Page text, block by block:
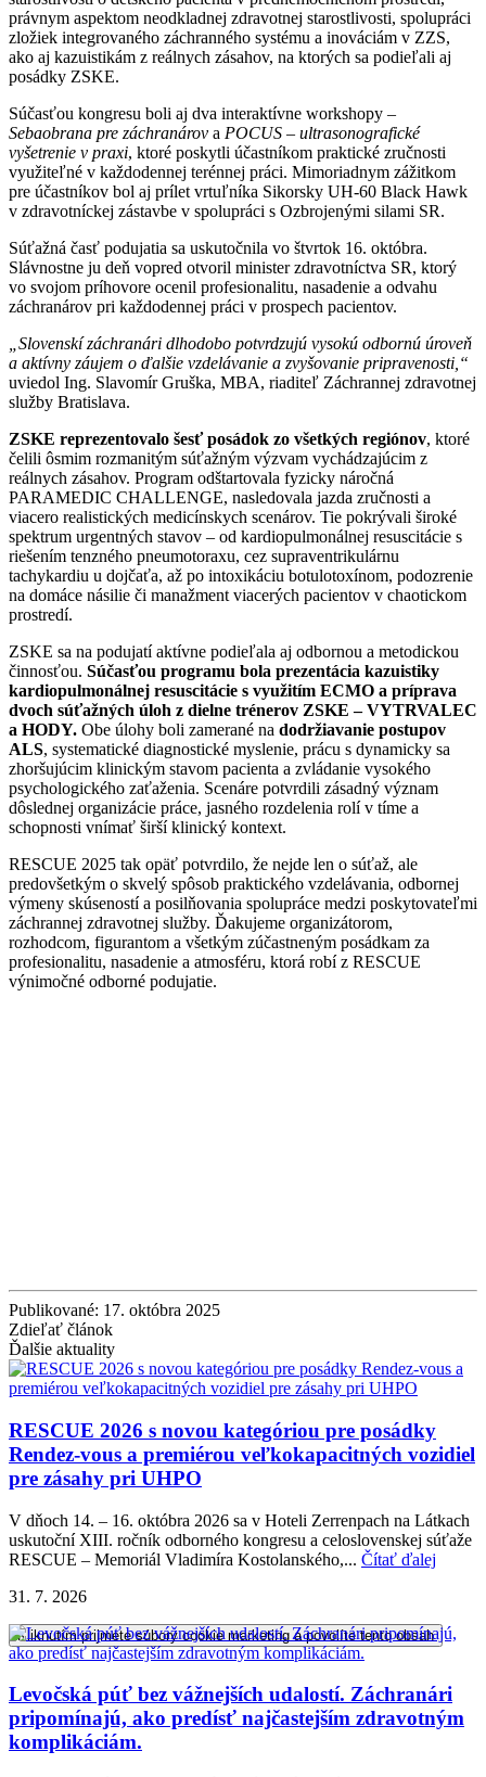
právnym aspektom neodkladnej zdravotnej starostlivosti, spolupráci
zložiek integrovaného záchranného systému a inováciám v ZZS,
ako aj kazuistikám z reálnych zásahov, na ktorých sa podieľali aj
posádky ZSKE.
Súčasťou kongresu boli aj dva interaktívne workshopy –
Sebaobrana pre záchranárov a POCUS – ultrasonografické
vyšetrenie v praxi, ktoré poskytli účastníkom praktické zručnosti
využiteľné v každodennej terénnej práci. Mimoriadnym zážitkom
pre účastníkov bol aj prílet vrtuľníka Sikorsky UH-60 Black Hawk
v zdravotníckej zástavbe v spolupráci s Ozbrojenými silami SR.
Súťažná časť podujatia sa uskutočnila vo štvrtok 16. októbra.
Slávnostne ju deň vopred otvoril minister zdravotníctva SR, ktorý
vo svojom príhovore ocenil profesionalitu, nasadenie a odvahu
záchranárov pri každodennej práci v prospech pacientov.
„Slovenskí záchranári dlhodobo potvrdzujú vysokú odbornú úroveň
a aktívny záujem o ďalšie vzdelávanie a zvyšovanie pripravenosti,“
uviedol Ing. Slavomír Gruška, MBA, riaditeľ Záchrannej zdravotnej
služby Bratislava.
ZSKE reprezentovalo šesť posádok zo všetkých regiónov, ktoré
čelili ôsmim rozmanitým súťažným výzvam vychádzajúcim z
reálnych zásahov. Program odštartovala fyzicky náročná
PARAMEDIC CHALLENGE, nasledovala jazda zručnosti a
viacero realistických medicínskych scenárov. Tie pokrývali široké
spektrum urgentných stavov – od kardiopulmonálnej resuscitácie s
riešením tenzného pneumotoraxu, cez supraventrikulárnu
tachykardiu u dojčaťa, až po intoxikáciu botulotoxínom, podozrenie
na domáce násilie či manažment viacerých pacientov v chaotickom
prostredí.
ZSKE sa na podujatí aktívne podieľala aj odbornou a metodickou
činnosťou. Súčasťou programu bola prezentácia kazuistiky
kardiopulmonálnej resuscitácie s využitím ECMO a príprava
dvoch súťažných úloh z dielne trénerov ZSKE – VYTRVALEC
a HODY. Obe úlohy boli zamerané na dodržiavanie postupov
ALS, systematické diagnostické myslenie, prácu s dynamicky sa
zhoršujúcim klinickým stavom pacienta a zvládanie vysokého
psychologického zaťaženia. Scenáre potvrdili zásadný význam
dôslednej organizácie práce, jasného rozdelenia rolí v tíme a
schopnosti vnímať širší klinický kontext.
RESCUE 2025 tak opäť potvrdilo, že nejde len o súťaž, ale
predovšetkým o skvelý spôsob praktického vzdelávania, odbornej
výmeny skúseností a posilňovania spolupráce medzi poskytovateľmi
záchrannej zdravotnej služby. Ďakujeme organizátorom,
rozhodcom, figurantom a všetkým zúčastneným posádkam za
profesionalitu, nasadenie a atmosféru, ktorá robí z RESCUE
výnimočné odborné podujatie.
Kliknutím prijmete súbory cookie marketing a povolíte tento obsah
Publikované: 17. októbra 2025
Zdieľať článok
Ďalšie aktuality
RESCUE 2026 s novou kategóriou pre posádky
Rendez-vous a premiérou veľkokapacitných vozidiel
pre zásahy pri UHPO
V dňoch 14. – 16. októbra 2026 sa v Hoteli Zerrenpach na Látkach
uskutoční XIII. ročník odborného kongresu a celoslovenskej súťaže
RESCUE – Memoriál Vladimíra Kostolanského,... Čítať ďalej
31. 7. 2026
Levočská púť bez vážnejších udalostí. Záchranári
pripomínajú, ako predísť najčastejším zdravotným
komplikáciám.